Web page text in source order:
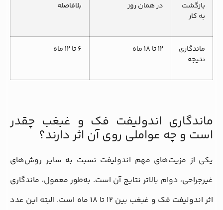
بازگشت
به کار
در همان روز بلافاصله
ماندگاری
نتیجه
۱۲ تا ۱۸ ماه ۶ تا ۱۲ ماه
ماندگاری اندولیفت فک و غبغب چقدر
است و چه عواملی روی آن اثر دارند؟
یکی از مزیت‌های مهم اندولیفت نسبت به سایر روش‌های
غیرجراحی، دوام بالاتر نتایج آن است. به‌طور معمول، ماندگاری
اثر اندولیفت فک و غبغب بین ۱۲ تا ۱۸ ماه است. البته این عدد